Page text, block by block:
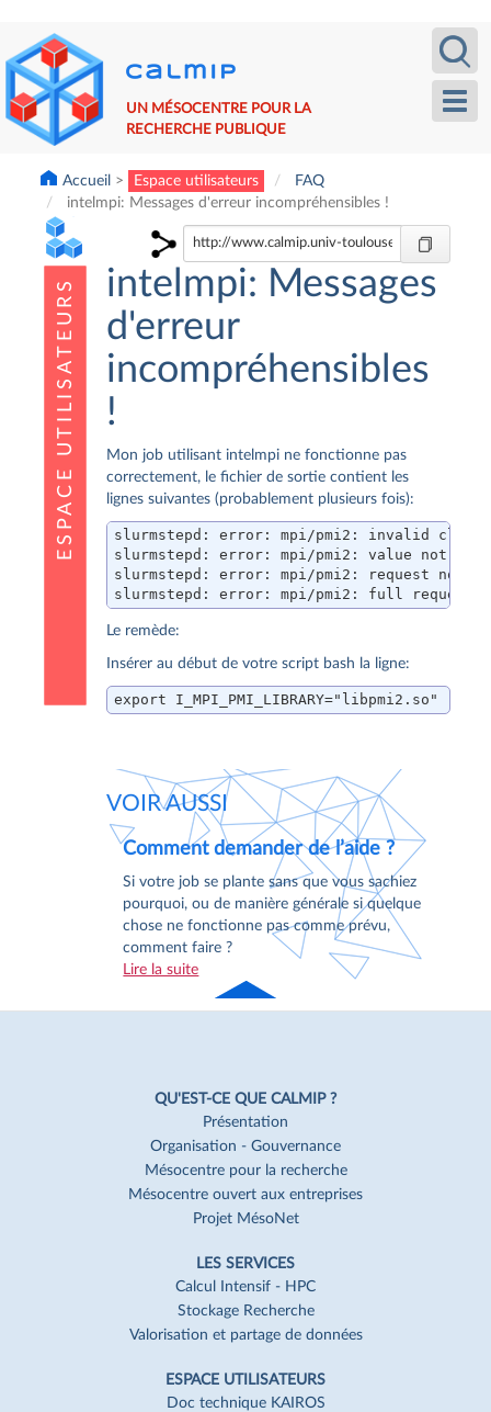
au
contenu
principal
UN MÉSOCENTRE POUR LA
RECHERCHE PUBLIQUE
Accueil Espace utilisateurs
FAQ
intelmpi: Messages d'erreur incompréhensibles !
intelmpi: Messages
d'erreur
incompréhensibles
!
Mon job utilisant intelmpi ne fonctionne pas
correctement, le fichier de sortie contient les
lignes suivantes (probablement plusieurs fois):
slurmstepd: error: mpi/pmi2: invalid
slurmstepd: error: mpi/pmi2: value not
slurmstepd: error: mpi/pmi2: request not
slurmstepd: error: mpi/pmi2: full request is:
Le remède:
Insérer au début de votre script bash la ligne:
export I_MPI_PMI_LIBRARY="libpmi2.so"
VOIR AUSSI
Comment demander de l’aide ?
Si votre job se plante sans que vous sachiez
pourquoi, ou de manière générale si quelque
chose ne fonctionne pas comme prévu,
comment faire ?
Lire la suite
de page
QU'EST-CE QUE CALMIP ?
Présentation
Organisation - Gouvernance
Mésocentre pour la recherche
Mésocentre ouvert aux entreprises
Projet MésoNet
LES SERVICES
Calcul Intensif - HPC
Stockage Recherche
Valorisation et partage de données
ESPACE UTILISATEURS
Doc technique KAIROS